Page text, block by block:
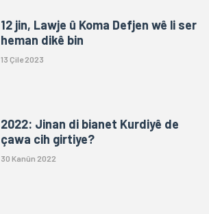
12 jin, Lawje û Koma Defjen wê li ser
heman dikê bin
13 Çile 2023
2022: Jinan di bianet Kurdiyê de
çawa cih girtiye?
30 Kanûn 2022